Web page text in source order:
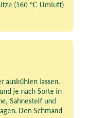
(160 °C Umluft)
auskühlen lassen.
je nach Sorte in
Sahnesteif und
Den Schmand